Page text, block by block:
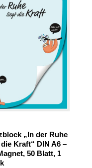
„In der Ruhe
Kraft“ DIN A6 –
50 Blatt, 1